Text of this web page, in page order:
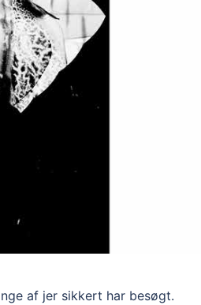
af jer sikkert har besøgt.